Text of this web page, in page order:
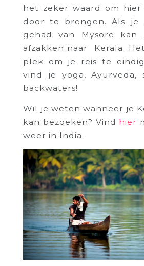
het zeker waard om
door te brengen. Als je
gehad van Mysore
afzakken naar Kerala.
plek om je reis te
vind je yoga, Ayurveda,
backwaters!
Wil je weten wanneer je
kan bezoeken? Vind hier
weer in India.